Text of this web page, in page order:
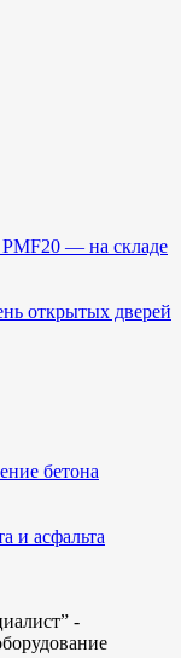
— на складе
открытых дверей
бетона
и асфальта
-